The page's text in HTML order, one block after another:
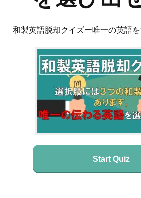
和製英語脱却クイズー唯一の英語
Start Quiz